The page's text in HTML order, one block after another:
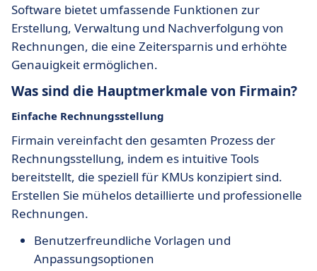
Software bietet umfassende Funktionen zur
Erstellung, Verwaltung und Nachverfolgung von
Rechnungen, die eine Zeitersparnis und erhöhte
Genauigkeit ermöglichen.
Was sind die Hauptmerkmale von Firmain?
Einfache Rechnungsstellung
Firmain vereinfacht den gesamten Prozess der
Rechnungsstellung, indem es intuitive Tools
bereitstellt, die speziell für KMUs konzipiert sind.
Erstellen Sie mühelos detaillierte und professionelle
Rechnungen.
Benutzerfreundliche Vorlagen und
Anpassungsoptionen